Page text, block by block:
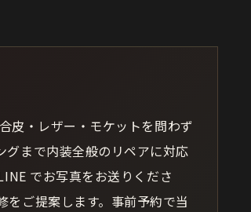
皮・レザー・モケットを問わず
グまで内装全般のリペアに対応
でお写真をお送りくださ
ご提案します。事前予約で当